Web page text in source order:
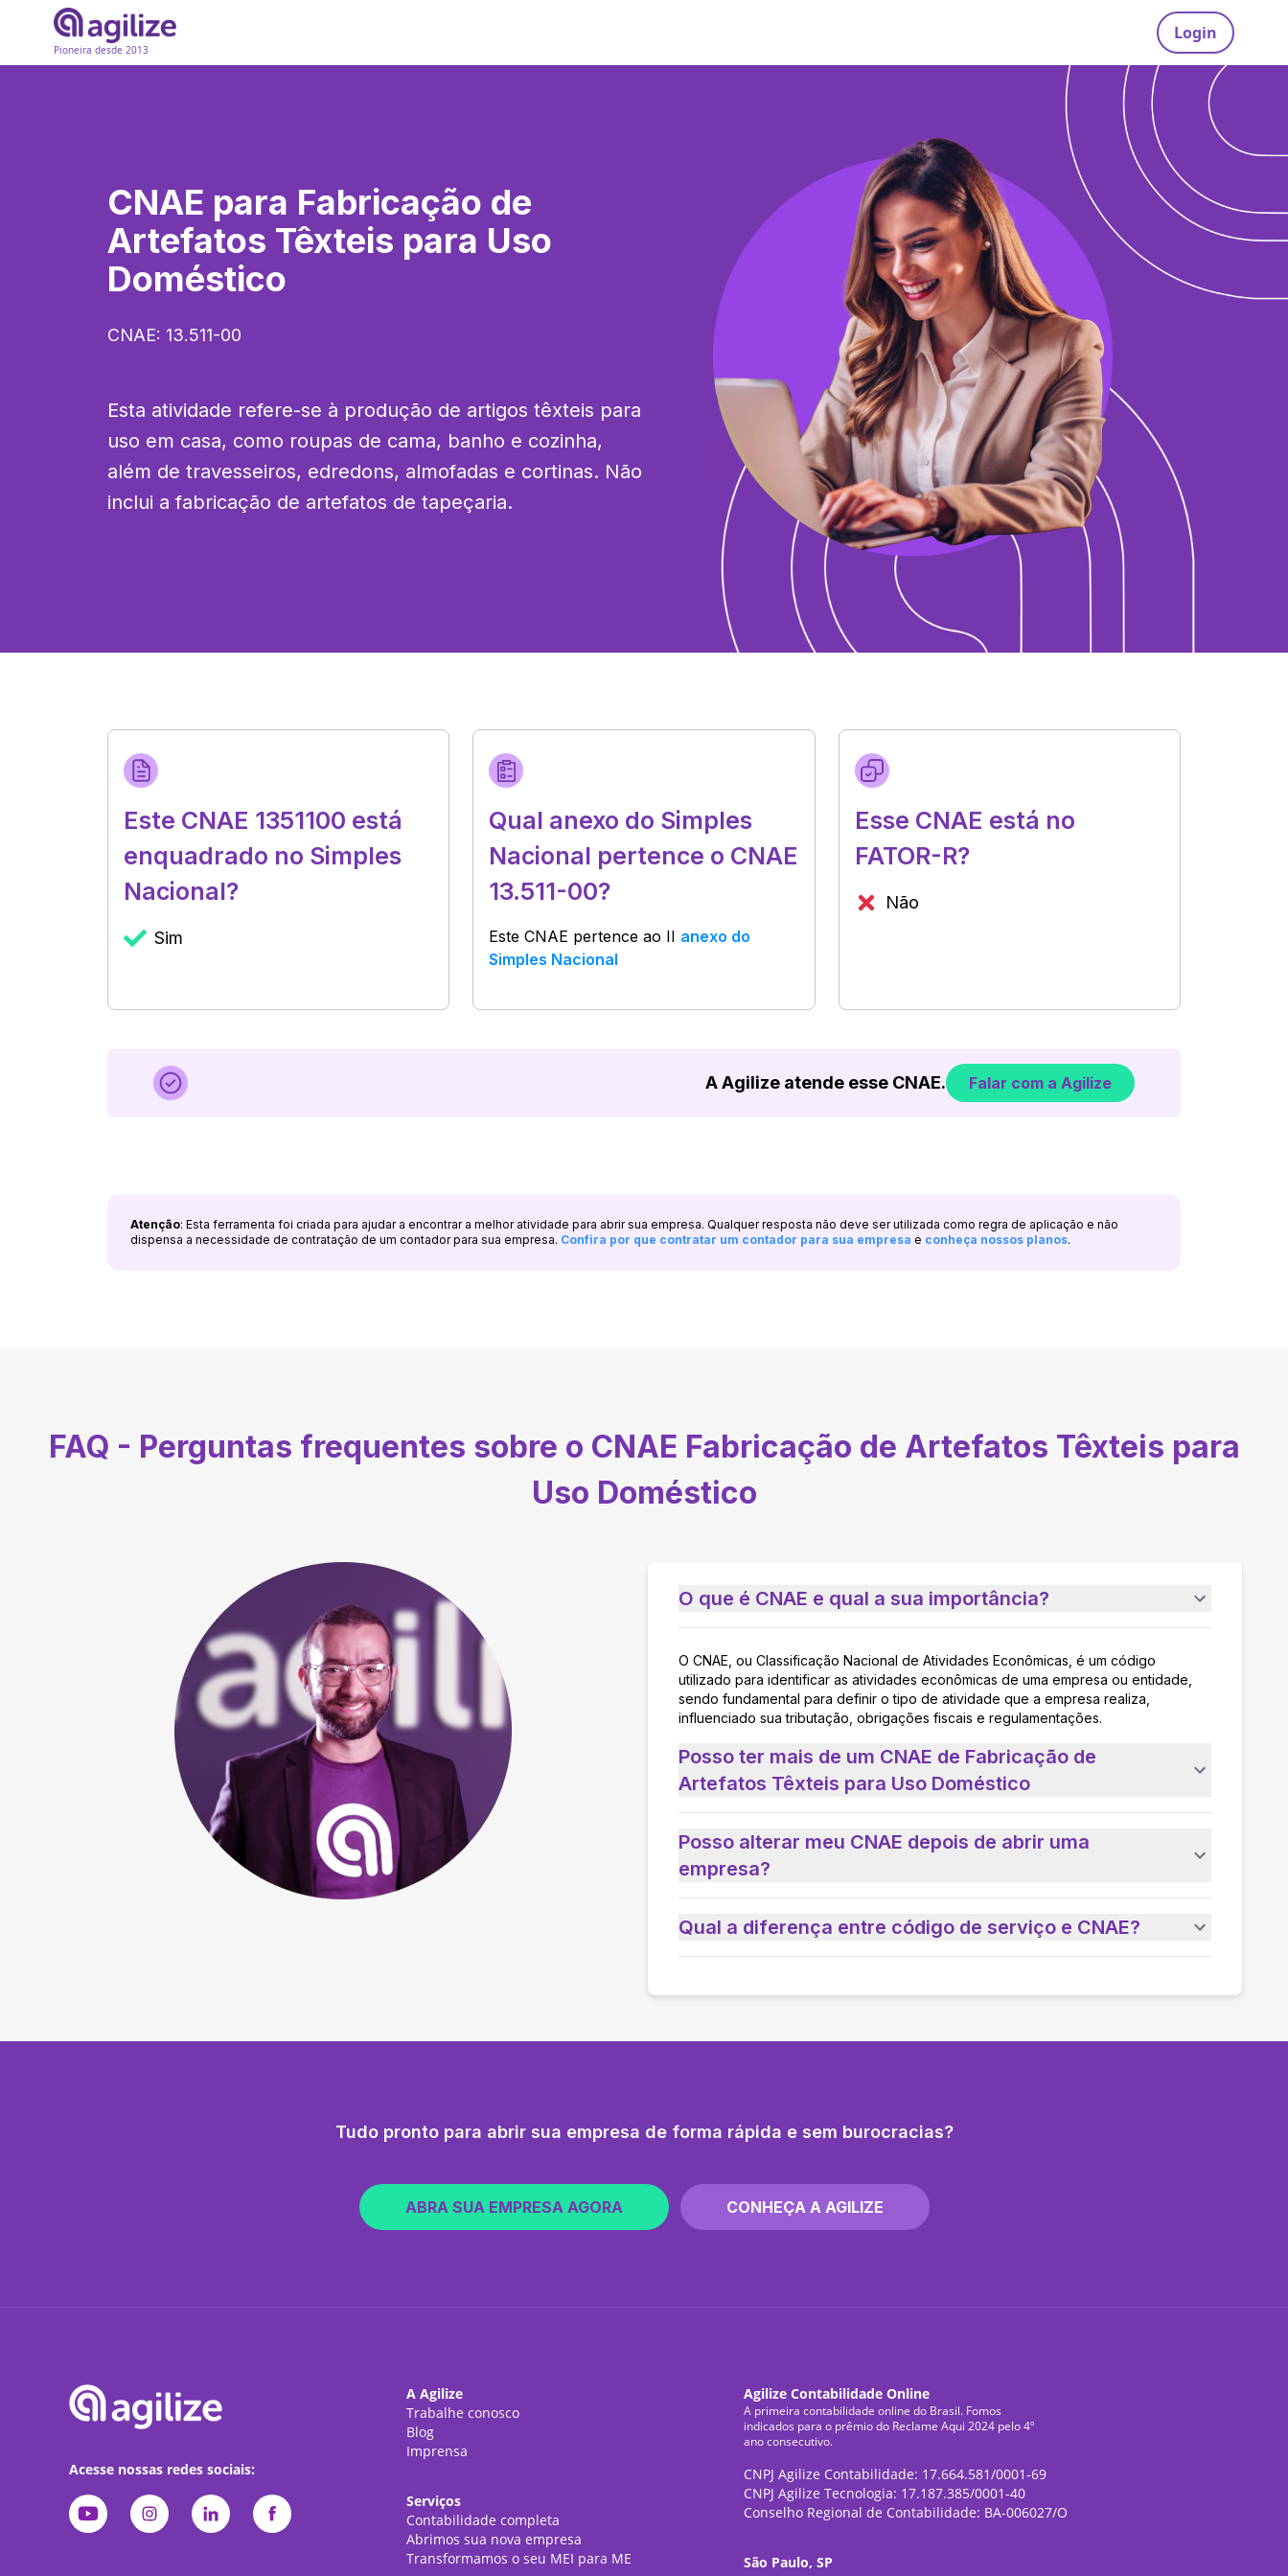
Pioneira desde 2013
Login
CNAE para Fabricação de
Artefatos Têxteis para Uso
Doméstico
CNAE: 13.511-00
Esta atividade refere-se à produção de artigos têxteis para
uso em casa, como roupas de cama, banho e cozinha,
além de travesseiros, edredons, almofadas e cortinas. Não
inclui a fabricação de artefatos de tapeçaria.
Este CNAE 1351100 está
enquadrado no Simples
Nacional?
Sim
Qual anexo do Simples
Nacional pertence o CNAE
13.511-00?
Este CNAE pertence ao II anexo do
Simples Nacional
Esse CNAE está no
FATOR-R?
Não
A Agilize atende esse CNAE. Falar com a Agilize
Atenção: Esta ferramenta foi criada para ajudar a encontrar a melhor atividade para abrir sua empresa. Qualquer resposta não deve ser utilizada como regra de aplicação e não
dispensa a necessidade de contratação de um contador para sua empresa. Confira por que contratar um contador para sua empresa e conheça nossos planos.
FAQ - Perguntas frequentes sobre o CNAE Fabricação de Artefatos Têxteis para
Uso Doméstico
O que é CNAE e qual a sua importância?
O CNAE, ou Classificação Nacional de Atividades Econômicas, é um código
utilizado para identificar as atividades econômicas de uma empresa ou entidade,
sendo fundamental para definir o tipo de atividade que a empresa realiza,
influenciado sua tributação, obrigações fiscais e regulamentações.
Posso ter mais de um CNAE de Fabricação de
Artefatos Têxteis para Uso Doméstico
Posso alterar meu CNAE depois de abrir uma
empresa?
Qual a diferença entre código de serviço e CNAE?
Tudo pronto para abrir sua empresa de forma rápida e sem burocracias?
ABRA SUA EMPRESA AGORA CONHEÇA A AGILIZE
Acesse nossas redes sociais:
A Agilize
Trabalhe conosco
Blog
Imprensa
Serviços
Contabilidade completa
Abrimos sua nova empresa
Transformamos o seu MEI para ME
Agilize Contabilidade Online
A primeira contabilidade online do Brasil. Fomos
indicados para o prêmio do Reclame Aqui 2024 pelo 4º
ano consecutivo.
CNPJ Agilize Contabilidade: 17.664.581/0001-69
CNPJ Agilize Tecnologia: 17.187.385/0001-40
Conselho Regional de Contabilidade: BA-006027/O
São Paulo, SP